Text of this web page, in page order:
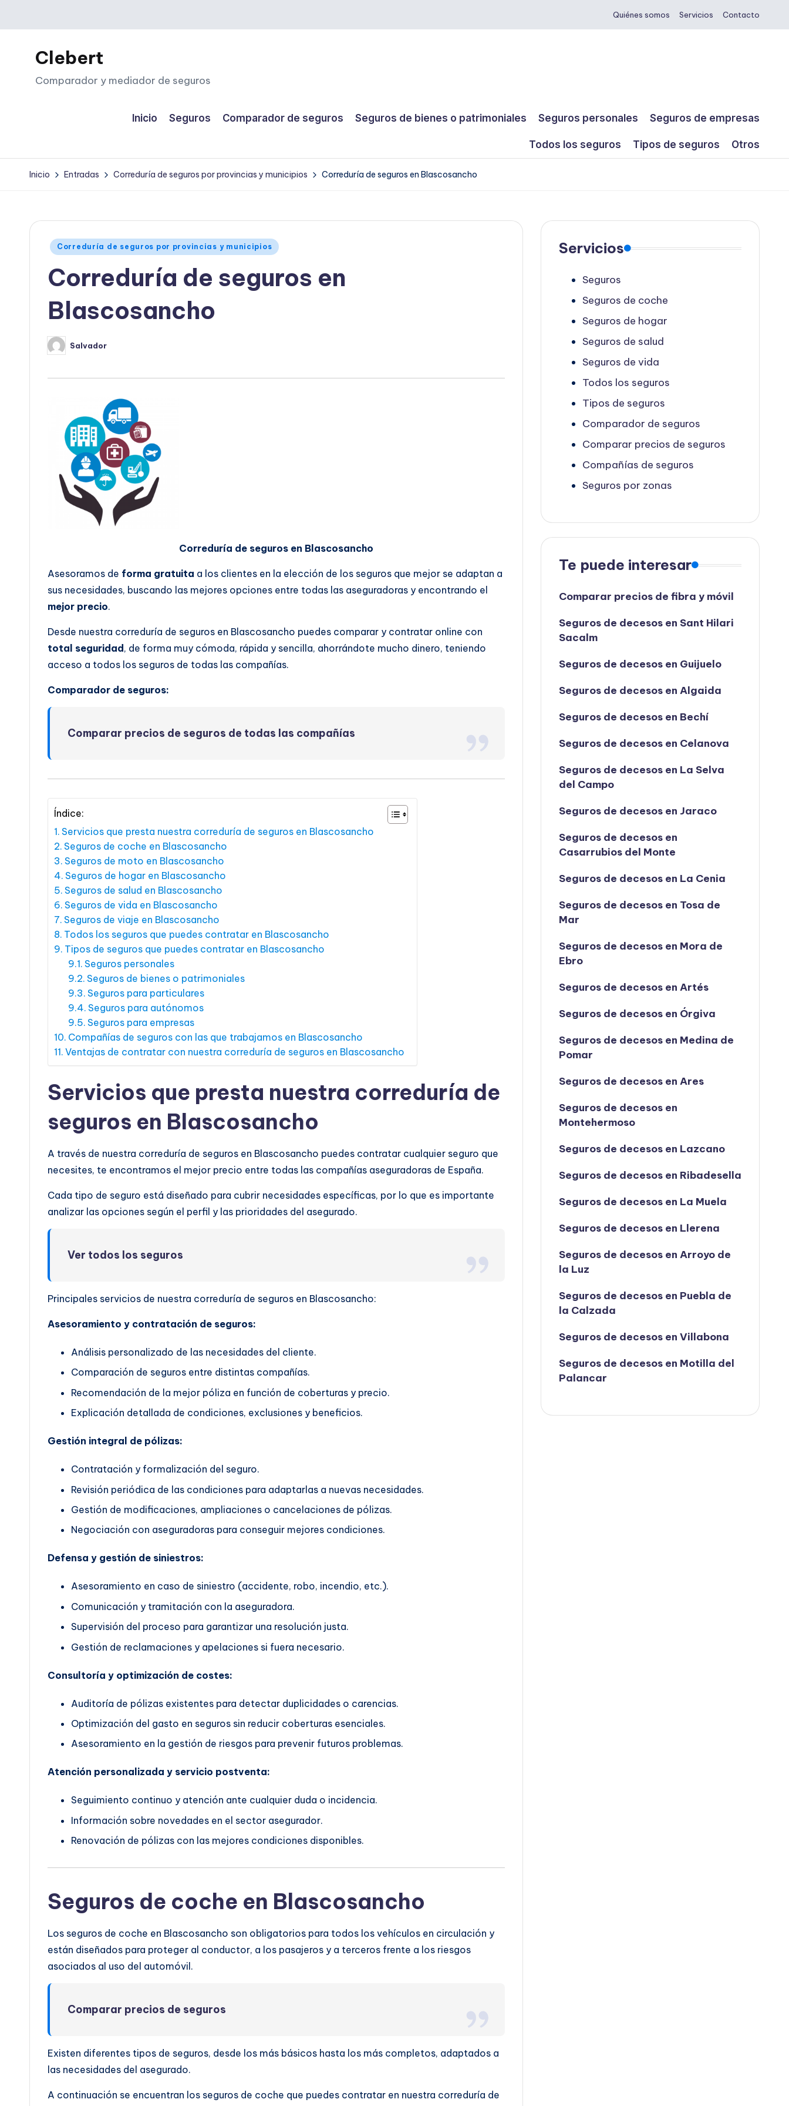
Saltar
contenido
Quiénes somos Servicios Contacto
Clebert
Comparador y mediador de seguros
Inicio Seguros Comparador de seguros Seguros de bienes o patrimoniales Seguros personales Seguros de empresas
Todos los seguros Tipos de seguros Otros
Inicio Entradas Correduría de seguros por provincias y municipios Correduría de seguros en Blascosancho
Publicado
Correduría de seguros por provincias y municipios
Correduría de seguros en
Blascosancho
Publicado
por
Salvador
Correduría de seguros en Blascosancho
Asesoramos de forma gratuita a los clientes en la elección de los seguros que mejor se adaptan a
sus necesidades, buscando las mejores opciones entre todas las aseguradoras y encontrando el
mejor precio.
Desde nuestra correduría de seguros en Blascosancho puedes comparar y contratar online con
total seguridad , de forma muy cómoda, rápida y sencilla, ahorrándote mucho dinero, teniendo
acceso a todos los seguros de todas las compañías.
Comparador de seguros:
Comparar precios de seguros de todas las compañías
Índice:
Servicios que presta nuestra correduría de seguros en Blascosancho
Seguros de coche en Blascosancho
Seguros de moto en Blascosancho
Seguros de hogar en Blascosancho
Seguros de salud en Blascosancho
Seguros de vida en Blascosancho
Seguros de viaje en Blascosancho
Todos los seguros que puedes contratar en Blascosancho
Tipos de seguros que puedes contratar en Blascosancho
Seguros personales
Seguros de bienes o patrimoniales
Seguros para particulares
Seguros para autónomos
Seguros para empresas
Compañías de seguros con las que trabajamos en Blascosancho
Ventajas de contratar con nuestra correduría de seguros en Blascosancho
Servicios que presta nuestra correduría de
seguros en Blascosancho
A través de nuestra correduría de seguros en Blascosancho puedes contratar cualquier seguro que
necesites, te encontramos el mejor precio entre todas las compañías aseguradoras de España.
Cada tipo de seguro está diseñado para cubrir necesidades específicas, por lo que es importante
analizar las opciones según el perfil y las prioridades del asegurado.
Ver todos los seguros
Principales servicios de nuestra correduría de seguros en Blascosancho:
Asesoramiento y contratación de seguros:
Análisis personalizado de las necesidades del cliente.
Comparación de seguros entre distintas compañías.
Recomendación de la mejor póliza en función de coberturas y precio.
Explicación detallada de condiciones, exclusiones y beneficios.
Gestión integral de pólizas:
Contratación y formalización del seguro.
Revisión periódica de las condiciones para adaptarlas a nuevas necesidades.
Gestión de modificaciones, ampliaciones o cancelaciones de pólizas.
Negociación con aseguradoras para conseguir mejores condiciones.
Defensa y gestión de siniestros:
Asesoramiento en caso de siniestro (accidente, robo, incendio, etc.).
Comunicación y tramitación con la aseguradora.
Supervisión del proceso para garantizar una resolución justa.
Gestión de reclamaciones y apelaciones si fuera necesario.
Consultoría y optimización de costes:
Auditoría de pólizas existentes para detectar duplicidades o carencias.
Optimización del gasto en seguros sin reducir coberturas esenciales.
Asesoramiento en la gestión de riesgos para prevenir futuros problemas.
Atención personalizada y servicio postventa:
Seguimiento continuo y atención ante cualquier duda o incidencia.
Información sobre novedades en el sector asegurador.
Renovación de pólizas con las mejores condiciones disponibles.
Seguros de coche en Blascosancho
Los seguros de coche en Blascosancho son obligatorios para todos los vehículos en circulación y
están diseñados para proteger al conductor, a los pasajeros y a terceros frente a los riesgos
asociados al uso del automóvil.
Comparar precios de seguros
Existen diferentes tipos de seguros, desde los más básicos hasta los más completos, adaptados a
las necesidades del asegurado.
A continuación se encuentran los seguros de coche que puedes contratar en nuestra correduría de
Servicios
Seguros
Seguros de coche
Seguros de hogar
Seguros de salud
Seguros de vida
Todos los seguros
Tipos de seguros
Comparador de seguros
Comparar precios de seguros
Compañías de seguros
Seguros por zonas
Te puede interesar
Comparar precios de fibra y móvil
Seguros de decesos en Sant Hilari
Sacalm
Seguros de decesos en Guijuelo
Seguros de decesos en Algaida
Seguros de decesos en Bechí
Seguros de decesos en Celanova
Seguros de decesos en La Selva
del Campo
Seguros de decesos en Jaraco
Seguros de decesos en
Casarrubios del Monte
Seguros de decesos en La Cenia
Seguros de decesos en Tosa de
Mar
Seguros de decesos en Mora de
Ebro
Seguros de decesos en Artés
Seguros de decesos en Órgiva
Seguros de decesos en Medina de
Pomar
Seguros de decesos en Ares
Seguros de decesos en
Montehermoso
Seguros de decesos en Lazcano
Seguros de decesos en Ribadesella
Seguros de decesos en La Muela
Seguros de decesos en Llerena
Seguros de decesos en Arroyo de
la Luz
Seguros de decesos en Puebla de
la Calzada
Seguros de decesos en Villabona
Seguros de decesos en Motilla del
Palancar